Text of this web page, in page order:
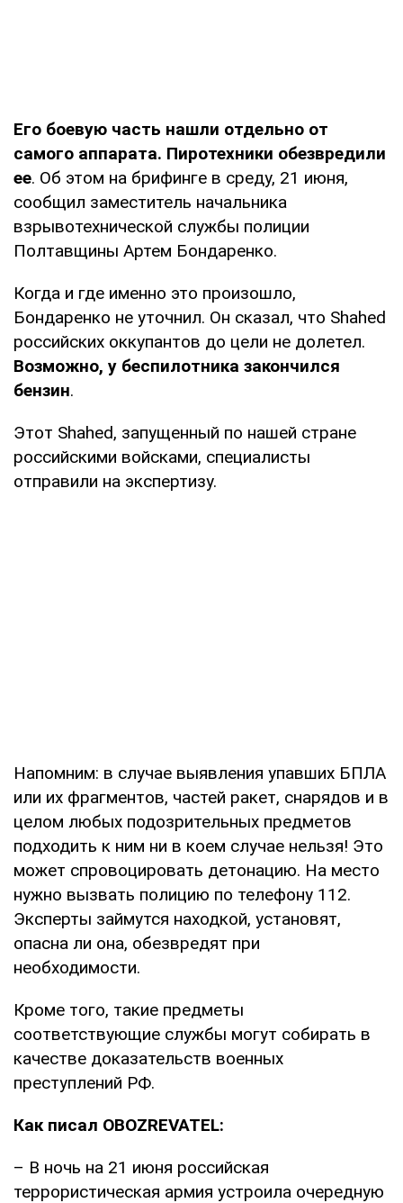
Его боевую часть нашли отдельно от
самого аппарата. Пиротехники обезвредили
ее. Об этом на брифинге в среду, 21 июня,
сообщил заместитель начальника
взрывотехнической службы полиции
Полтавщины Артем Бондаренко.
Когда и где именно это произошло,
Бондаренко не уточнил. Он сказал, что Shahed
российских оккупантов до цели не долетел.
Возможно, у беспилотника закончился
бензин.
Этот Shahed, запущенный по нашей стране
российскими войсками, специалисты
отправили на экспертизу.
Напомним: в случае выявления упавших БПЛА
или их фрагментов, частей ракет, снарядов и в
целом любых подозрительных предметов
подходить к ним ни в коем случае нельзя! Это
может спровоцировать детонацию. На место
нужно вызвать полицию по телефону 112.
Эксперты займутся находкой, установят,
опасна ли она, обезвредят при
необходимости.
Кроме того, такие предметы
соответствующие службы могут собирать в
качестве доказательств военных
преступлений РФ.
Как писал OBOZREVATEL:
– В ночь на 21 июня российская
террористическая армия устроила очередную